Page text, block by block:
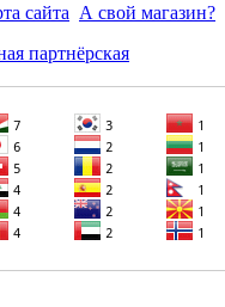
сайта А свой магазин?
партнёрская